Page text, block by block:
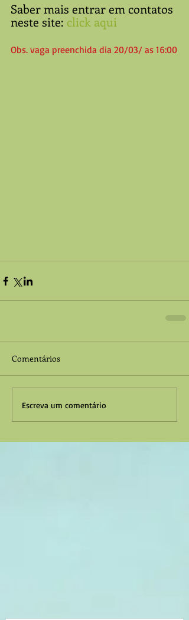
Saber mais entrar em contatos
neste site: click aqui
Obs. vaga preenchida dia 20/03/ as 16:00
Comentários
Escreva um comentário